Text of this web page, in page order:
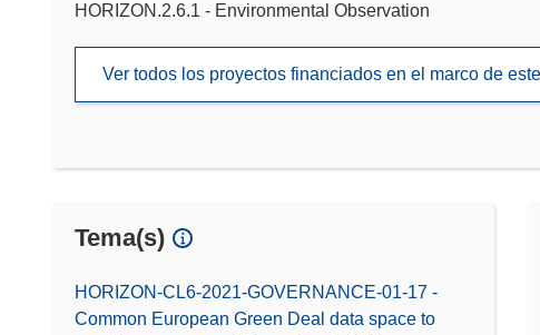
HORIZON.2.6.1 - Environmental Observation
Ver todos los proyectos financiados en el marco de
Tema(s)
HORIZON-CL6-2021-GOVERNANCE-01-17 -
Common European Green Deal data space to